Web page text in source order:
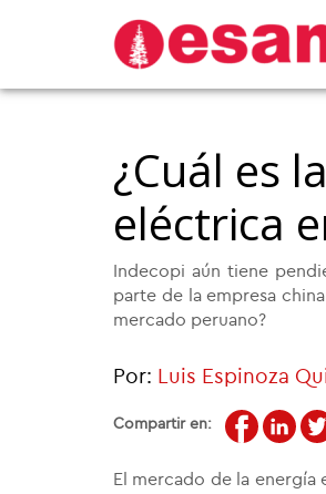
¿Cuál es
eléctrica
Indecopi aún tiene
parte de la empresa
mercado peruano?
Por: Luis Espinoza
Compartir en:
El mercado de la energía